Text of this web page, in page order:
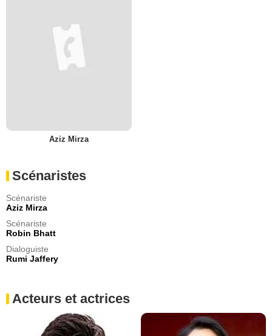
Aziz Mirza
Scénaristes
Scénariste
Aziz Mirza
Scénariste
Robin Bhatt
Dialoguiste
Rumi Jaffery
Acteurs et actrices